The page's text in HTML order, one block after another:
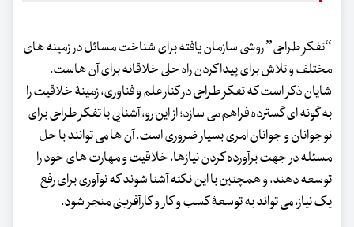
“تفکرِ طراحی” روشی سازمان یافته برای شناخت مسائل در زمینه های
مختلف و تلاش برای پیدا کردن راه حلی خلاقانه برای آن هاست.
شایان ذکر است که تفکرِ طراحی در کنار علم و فناوری، زمینۀ خلاقیت را
به گونه ای گسترده فراهم می سازد؛ از این رو، آشنایی با تفکرِ طراحی برای
نوجوانان و جوانان امری بسیار ضروری است. آن ها می توانند با حل
مسئله در جهت برآورده کردن نیازها، خلاقیت و مهارت های خود را
توسعه دهند، و همچنین با این نکته آشنا شوند که نوآوری برای رفع
یک نیاز، می تواند به توسعۀ کسب و کار و کارآفرینی منجر شود.